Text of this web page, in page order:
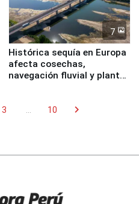
7
Histórica sequía en Europa
afecta cosechas,
navegación fluvial y plantas
3 10 chevron_right